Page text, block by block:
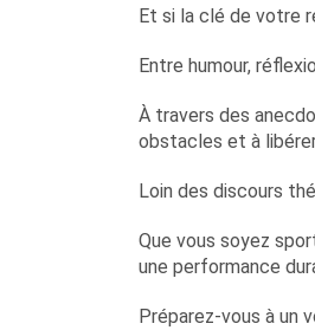
Et si la clé de votre
Entre humour,
À travers des
obstacles et à
Loin des discours
Que vous soyez
une performance
Préparez-vous à un